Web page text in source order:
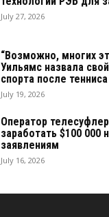
July 27, 2026
“Возможно, многих
Уильямс назвала
спорта после тенниса
July 19, 2026
Оператор
заработать $100 000
заявлениям
July 16, 2026